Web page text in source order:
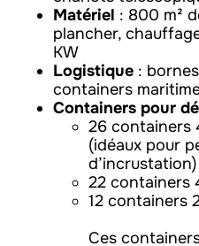
Matériel : 800 m²
plancher,
KW
Logistique :
containers
Containers pour
26 containers
(idéaux pour
d’incrustation)
22 containers
12 containers
Ces